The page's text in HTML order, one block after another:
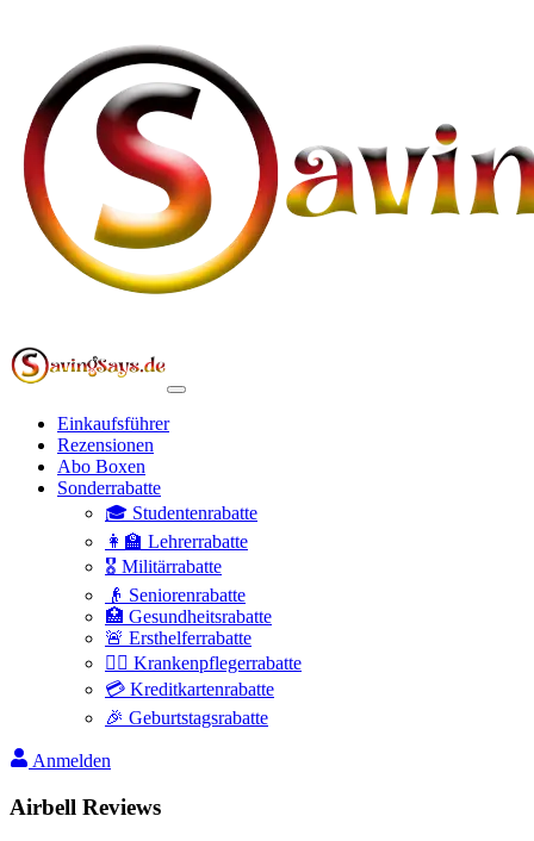
Einkaufsführer
Rezensionen
Abo Boxen
Sonderrabatte
🎓 Studentenrabatte
👩‍🏫 Lehrerrabatte
🎖️ Militärrabatte
👴 Seniorenrabatte
🏥 Gesundheitsrabatte
🚨 Ersthelferrabatte
👩‍⚕️ Krankenpflegerrabatte
💳 Kreditkartenrabatte
🎉 Geburtstagsrabatte
Anmelden
Airbell Reviews